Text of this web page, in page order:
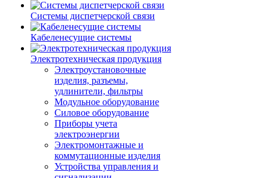
Системы диспетчерской связи
Кабеленесущие системы
Электротехническая продукция
Электроустановочные
изделия, разъемы,
удлинители, фильтры
Модульное оборудование
Силовое оборудование
Приборы учета
электроэнергии
Электромонтажные и
коммутационные изделия
Устройства управления и